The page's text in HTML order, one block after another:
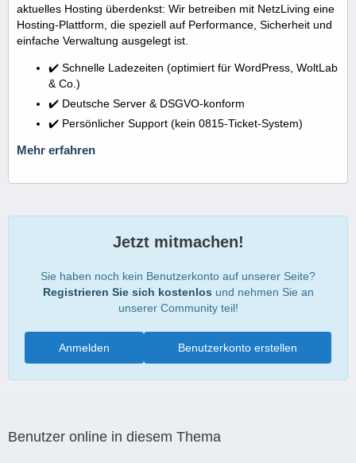
aktuelles Hosting überdenkst: Wir betreiben mit NetzLiving eine
Hosting-Plattform, die speziell auf Performance, Sicherheit und
einfache Verwaltung ausgelegt ist.
✔️ Schnelle Ladezeiten (optimiert für WordPress, WoltLab
& Co.)
✔️ Deutsche Server & DSGVO-konform
✔️ Persönlicher Support (kein 0815-Ticket-System)
Mehr erfahren
Jetzt mitmachen!
Sie haben noch kein Benutzerkonto auf unserer Seite?
Registrieren Sie sich kostenlos und nehmen Sie an
unserer Community teil!
Benutzerkonto erstellen
Anmelden
Benutzer online in diesem Thema